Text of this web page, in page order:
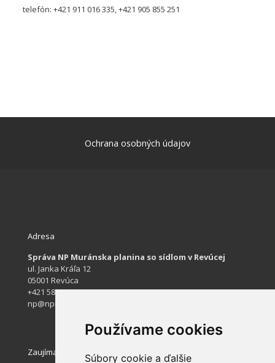
Používame cookies
Súbory cookie a ďalšie
telefón: +421 911 016 335, +421 905 855 251
Ochrana osobných údajov
Adresa
Správa NP Muránska planina so sídlom v Revúcej
ul. Janka Kráľa 12
05001 Revúca
+421 584 422 061
np@npmuranskaplanina.sk
Zaujímavé stránky